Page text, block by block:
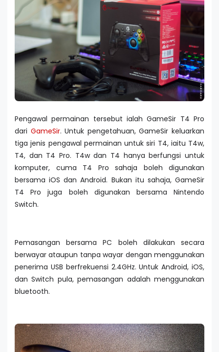
Pengawal permainan tersebut ialah GameSir T4 Pro
dari GameSir. Untuk pengetahuan, GameSir keluarkan
tiga jenis pengawal permainan untuk siri T4, iaitu T4w,
T4, dan T4 Pro. T4w dan T4 hanya berfungsi untuk
komputer, cuma T4 Pro sahaja boleh digunakan
bersama iOS dan Android. Bukan itu sahaja, GameSir
T4 Pro juga boleh digunakan bersama Nintendo
Switch.
Pemasangan bersama PC boleh dilakukan secara
berwayar ataupun tanpa wayar dengan menggunakan
penerima USB berfrekuensi 2.4GHz. Untuk Android, iOS,
dan Switch pula, pemasangan adalah menggunakan
bluetooth.